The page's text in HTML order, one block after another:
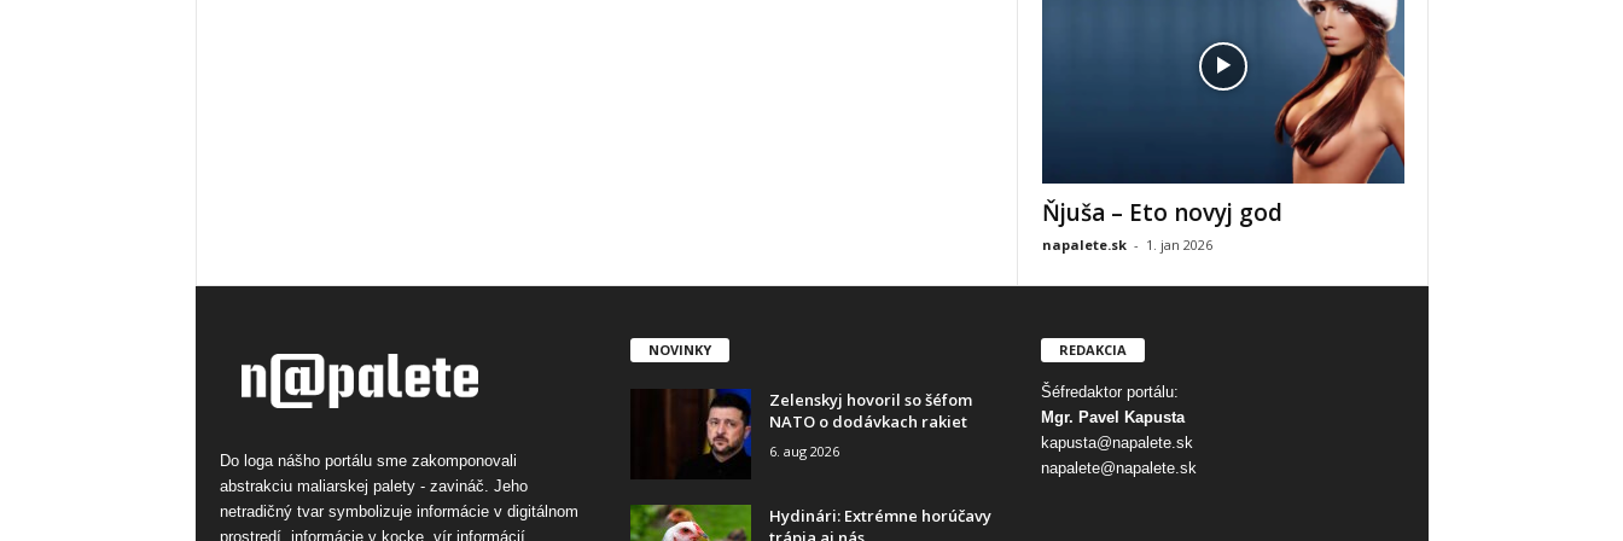
Ňjuša – Eto novyj god
napalete.sk - 1. jan 2026
Do loga nášho portálu sme zakomponovali
abstrakciu maliarskej palety - zavináč. Jeho
netradičný tvar symbolizuje informácie v digitálnom
prostredí, informácie v kocke, vír informácií.
NOVINKY
Zelenskyj hovoril so šéfom
NATO o dodávkach rakiet
6. aug 2026
Hydinári: Extrémne horúčavy
REDAKCIA
Šéfredaktor portálu:
Mgr. Pavel Kapusta
kapusta@napalete.sk
napalete@napalete.sk